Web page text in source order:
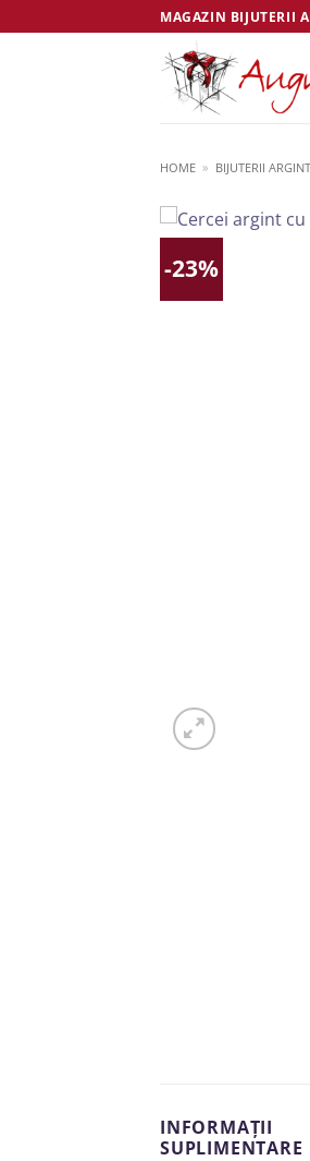
to
MAGAZIN BIJUTERII
HOME » BIJUTERII
-23%
INFORMAȚII
SUPLIMENTARE